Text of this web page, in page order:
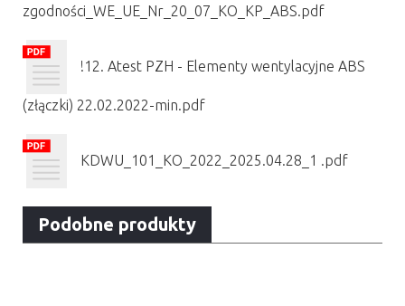
zgodności_WE_UE_Nr_20_07_KO_KP_ABS.pdf
!12. Atest PZH - Elementy wentylacyjne ABS
(złączki) 22.02.2022-min.pdf
KDWU_101_KO_2022_2025.04.28_1 .pdf
Podobne produkty